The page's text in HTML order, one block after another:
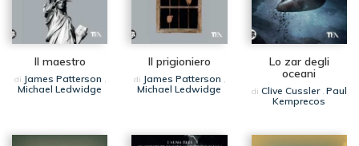
Il maestro
di James Patterson ,
Michael Ledwidge
Il prigioniero
di James Patterson ,
Michael Ledwidge
Lo zar degli
oceani
di Clive Cussler, Paul
Kemprecos